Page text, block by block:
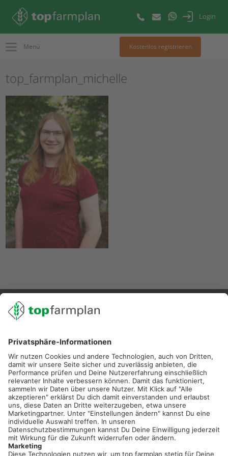
Login
Menü Kostenlos registrieren
top_farmplan_michelle
02501 801 44 84
service@topfarmplan.de
Sei immer auf dem Laufenden!
Neue Features, spannende Tipps und hilfreiche Anleitungen!